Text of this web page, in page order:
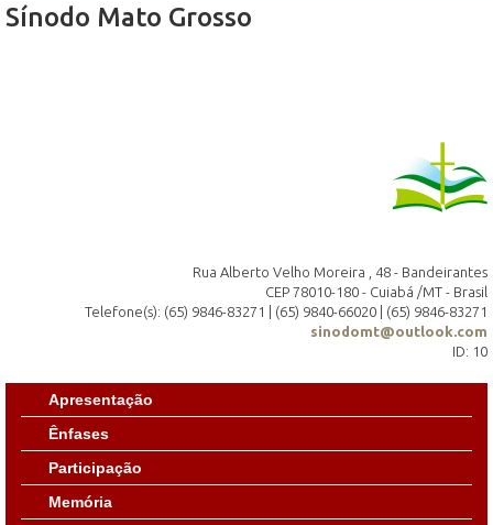
Sínodo Mato Grosso
Rua Alberto Velho Moreira , 48 - Bandeirantes
CEP 78010-180 - Cuiabá /MT - Brasil
Telefone(s): (65) 9846-83271 | (65) 9840-66020 | (65) 9846-83271
sinodomt@outlook.com
ID: 10
Apresentação
Ênfases
Participação
Memória